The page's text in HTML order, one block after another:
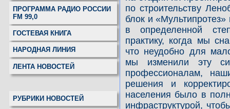
ПРОГРАММА РАДИО РОССИИ
FM 99,0
ГОСТЕВАЯ КНИГА
НАРОДНАЯ ЛИНИЯ
ЛЕНТА НОВОСТЕЙ
РУБРИКИ НОВОСТЕЙ
по строительству
блок и
в определенной
практику, когда мы
что неудобно для
мы изменили эту
профессионалам,
решения и
населения было в
инфраструктурой,